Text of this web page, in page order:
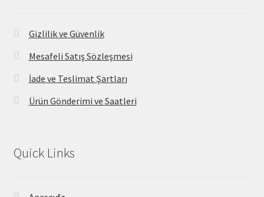
Gizlilik ve Güvenlik
Mesafeli Satış Sözleşmesi
İade ve Teslimat Şartları
Ürün Gönderimi ve Saatleri
Quick Links